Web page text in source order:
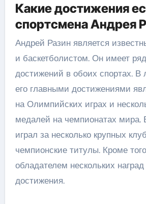
Какие достижения
спортсмена Андрея
Андрей Разин является
и баскетболистом. Он имеет
достижений в обоих спортах. В
его главными достижениями
на Олимпийских играх и
медалей на чемпионатах мира.
играл за несколько крупных
чемпионские титулы. Кроме
обладателем нескольких
достижения.